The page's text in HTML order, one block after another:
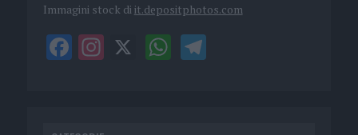
Immagini stock di it.depositphotos.com